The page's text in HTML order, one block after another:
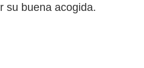
su buena acogida.